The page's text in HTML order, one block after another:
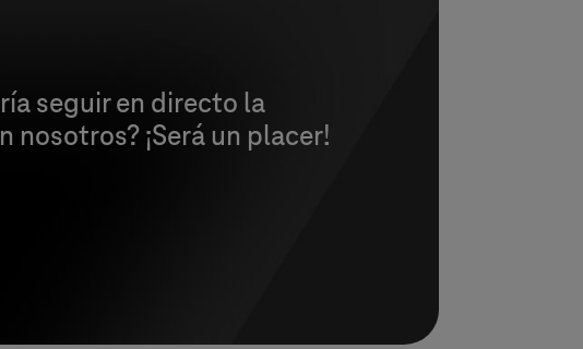
seguir en directo la
¡Será un placer!